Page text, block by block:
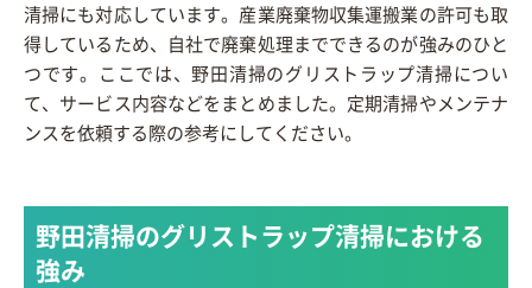
清掃にも対応しています。産業廃棄物収集運搬業の許可も取
得しているため、自社で廃棄処理までできるのが強みのひと
つです。ここでは、野田清掃のグリストラップ清掃につい
て、サービス内容などをまとめました。定期清掃やメンテナ
ンスを依頼する際の参考にしてください。
野田清掃のグリストラップ清掃における
強み